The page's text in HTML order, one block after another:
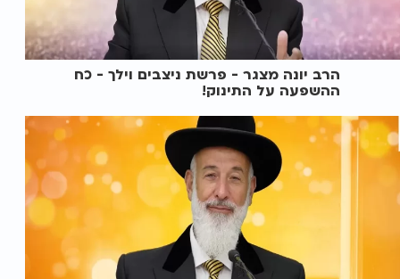
הרב יונה מצגר - פרשת ניצבים וילך - כח
ההשפעה על התינוק!